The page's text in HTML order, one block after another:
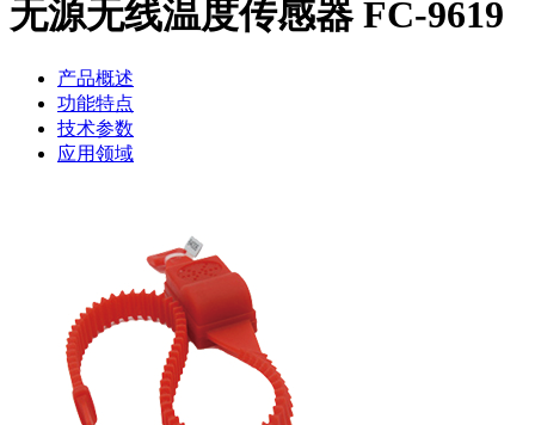
无源无线温度传感器 FC-9619
产品概述
功能特点
技术参数
应用领域